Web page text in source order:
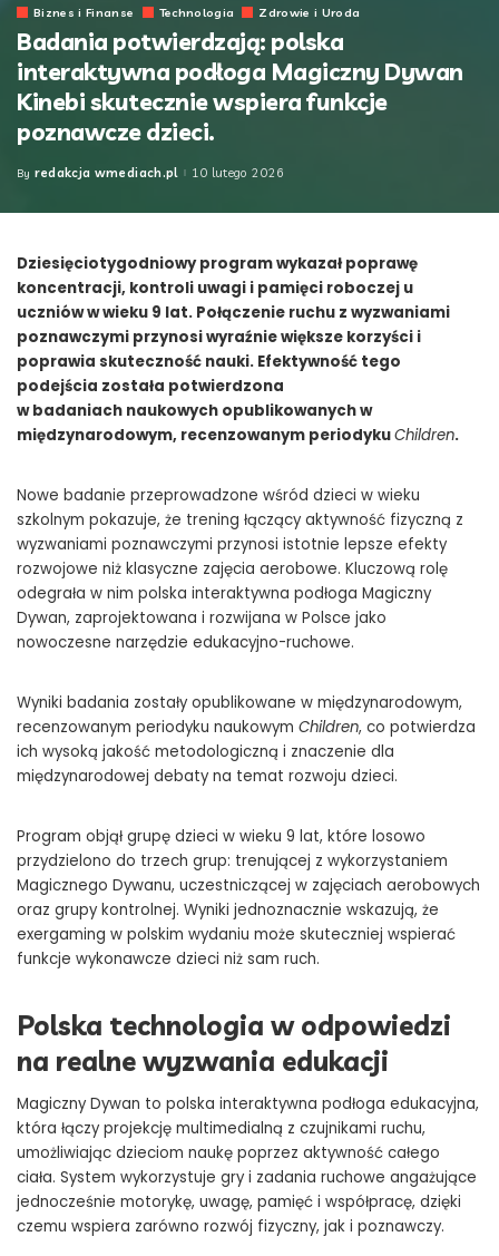
kinebi-skutecznie-wspiera-funkcje-poznawcze-dzieci
Biznes i Finanse Technologia Zdrowie i Uroda
Badania potwierdzają: polska
interaktywna podłoga Magiczny Dywan
Kinebi skutecznie wspiera funkcje
poznawcze dzieci.
Posted
By redakcja wmediach.pl 10 lutego 2026
Dziesięciotygodniowy program wykazał poprawę
koncentracji, kontroli uwagi i pamięci roboczej u
uczniów w wieku 9 lat. Połączenie ruchu z wyzwaniami
poznawczymi przynosi wyraźnie większe korzyści i
poprawia skuteczność nauki. Efektywność tego
podejścia została potwierdzona
w badaniach naukowych opublikowanych w
międzynarodowym, recenzowanym periodykuChildren.
Nowe badanie przeprowadzone wśród dzieci w wieku
szkolnym pokazuje, że trening łączący aktywność fizyczną z
wyzwaniami poznawczymi przynosi istotnie lepsze efekty
rozwojowe niż klasyczne zajęcia aerobowe. Kluczową rolę
odegrała w nim polska interaktywna podłoga Magiczny
Dywan, zaprojektowana i rozwijana w Polsce jako
nowoczesne narzędzie edukacyjno-ruchowe.
Wyniki badania zostały opublikowane w międzynarodowym,
recenzowanym periodyku naukowym Children, co potwierdza
ich wysoką jakość metodologiczną i znaczenie dla
międzynarodowej debaty na temat rozwoju dzieci.
Program objął grupę dzieci w wieku 9 lat, które losowo
przydzielono do trzech grup: trenującej z wykorzystaniem
Magicznego Dywanu, uczestniczącej w zajęciach aerobowych
oraz grupy kontrolnej. Wyniki jednoznacznie wskazują, że
exergaming w polskim wydaniu może skuteczniej wspierać
funkcje wykonawcze dzieci niż sam ruch.
Polska technologia w odpowiedzi
na realne wyzwania edukacji
Magiczny Dywan to polska interaktywna podłoga edukacyjna,
która łączy projekcję multimedialną z czujnikami ruchu,
umożliwiając dzieciom naukę poprzez aktywność całego
ciała. System wykorzystuje gry i zadania ruchowe angażujące
jednocześnie motorykę, uwagę, pamięć i współpracę, dzięki
czemu wspiera zarówno rozwój fizyczny, jak i poznawczy.